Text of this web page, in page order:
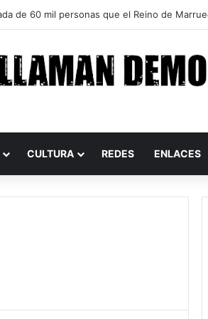
CULTURA REDES ENLACES